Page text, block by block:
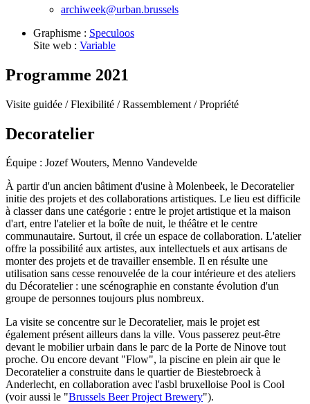
archiweek@urban.brussels
Graphisme : Speculoos
Site web : Variable
Programme 2021
Visite guidée /Flexibilité /Rassemblement /Propriété
Decoratelier
Équipe : Jozef Wouters, Menno Vandevelde
À partir d'un ancien bâtiment d'usine à Molenbeek, le Decoratelier
initie des projets et des collaborations artistiques. Le lieu est difficile
à classer dans une catégorie : entre le projet artistique et la maison
d'art, entre l'atelier et la boîte de nuit, le théâtre et le centre
communautaire. Surtout, il crée un espace de collaboration. L'atelier
offre la possibilité aux artistes, aux intellectuels et aux artisans de
monter des projets et de travailler ensemble. Il en résulte une
utilisation sans cesse renouvelée de la cour intérieure et des ateliers
du Décoratelier : une scénographie en constante évolution d'un
groupe de personnes toujours plus nombreux.
La visite se concentre sur le Decoratelier, mais le projet est
également présent ailleurs dans la ville. Vous passerez peut-être
devant le mobilier urbain dans le parc de la Porte de Ninove tout
proche. Ou encore devant "Flow", la piscine en plein air que le
Decoratelier a construite dans le quartier de Biestebroeck à
Anderlecht, en collaboration avec l'asbl bruxelloise Pool is Cool
(voir aussi le "Brussels Beer Project Brewery").